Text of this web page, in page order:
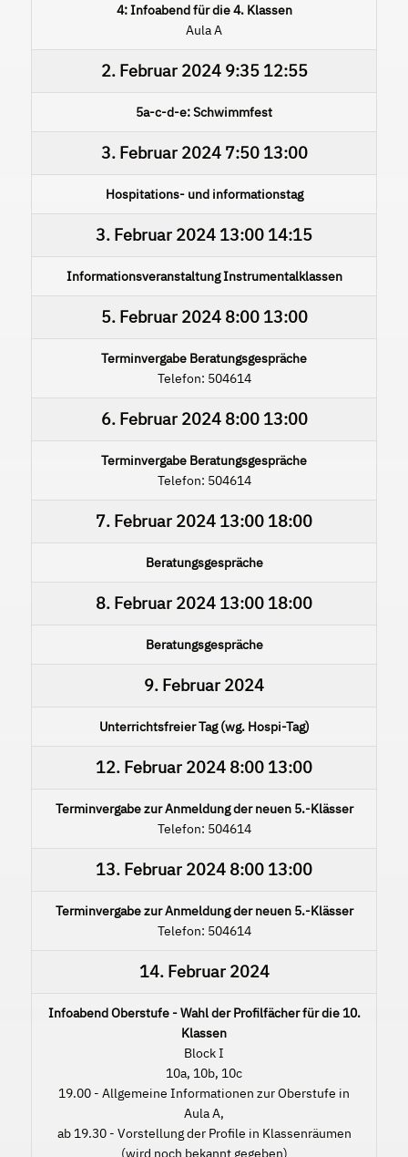
4: Infoabend für die 4. Klassen
Aula A
2. Februar 20249:35 12:55
5a-c-d-e: Schwimmfest
3. Februar 20247:50 13:00
Hospitations- und informationstag
3. Februar 2024 13:00 14:15
Informationsveranstaltung Instrumentalklassen
5. Februar 20248:00 13:00
Terminvergabe Beratungsgespräche
Telefon: 504614
6. Februar 20248:00 13:00
Terminvergabe Beratungsgespräche
Telefon: 504614
7. Februar 2024 13:00 18:00
Beratungsgespräche
8. Februar 2024 13:00 18:00
Beratungsgespräche
9. Februar 2024
Unterrichtsfreier Tag (wg. Hospi-Tag)
12. Februar 2024 8:00 13:00
Terminvergabe zur Anmeldung der neuen 5.-Klässer
Telefon: 504614
13. Februar 2024 8:00 13:00
Terminvergabe zur Anmeldung der neuen 5.-Klässer
Telefon: 504614
14. Februar 2024
Infoabend Oberstufe - Wahl der Profilfächer für die 10.
Klassen
Block I
10a, 10b, 10c
19.00 - Allgemeine Informationen zur Oberstufe in
Aula A,
ab 19.30 - Vorstellung der Profile in Klassenräumen
(wird noch bekannt gegeben)